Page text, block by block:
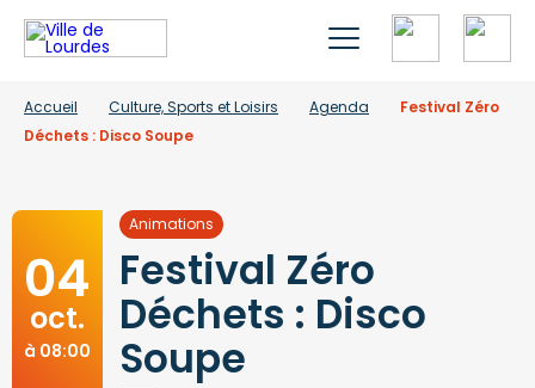
Accueil Culture, Sports et Loisirs Agenda
Festival Zéro
Déchets : Disco Soupe
04
oct.
à 08:00
Animations
Festival Zéro
Déchets : Disco
Soupe